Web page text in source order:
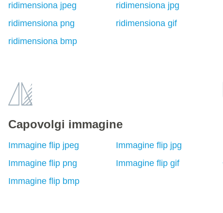
ridimensiona jpeg
ridimensiona jpg
ridimensiona png
ridimensiona gif
ridimensiona bmp
Capovolgi immagine
Immagine flip jpeg
Immagine flip jpg
Immagine flip png
Immagine flip gif
Immagine flip bmp